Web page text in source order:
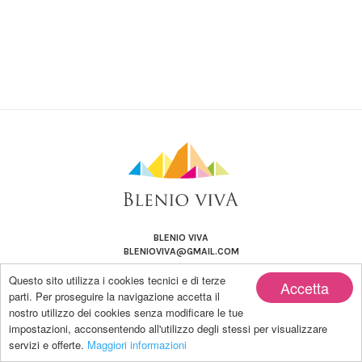
Accetta
Questo sito utilizza i cookies tecnici e di terze
parti. Per proseguire la navigazione accetta il
nostro utilizzo dei cookies senza modificare le tue
impostazioni, acconsentendo all'utilizzo degli stessi per visualizzare
servizi e offerte. Maggiori informazioni
BLENIO VIVA
BLENIOVIVA@GMAIL.COM
Copyright by BLENIO VIVA | Powered by Blanco-LAB